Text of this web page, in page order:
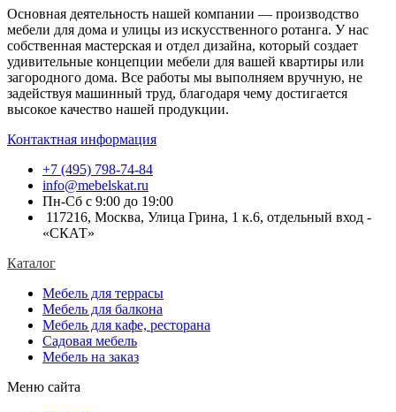
Основная деятельность нашей компании — производство
мебели для дома и улицы из искусственного ротанга. У нас
собственная мастерская и отдел дизайна, который создает
удивительные концепции мебели для вашей квартиры или
загородного дома. Все работы мы выполняем вручную, не
задействуя машинный труд, благодаря чему достигается
высокое качество нашей продукции.
Контактная информация
+7 (495) 798-74-84
info@mebelskat.ru
Пн-Сб с 9:00 до 19:00
117216, Москва, Улица Грина, 1 к.6, отдельный вход -
«СКАТ»
Каталог
Мебель для террасы
Мебель для балкона
Мебель для кафе, ресторана
Садовая мебель
Мебель на заказ
Меню сайта